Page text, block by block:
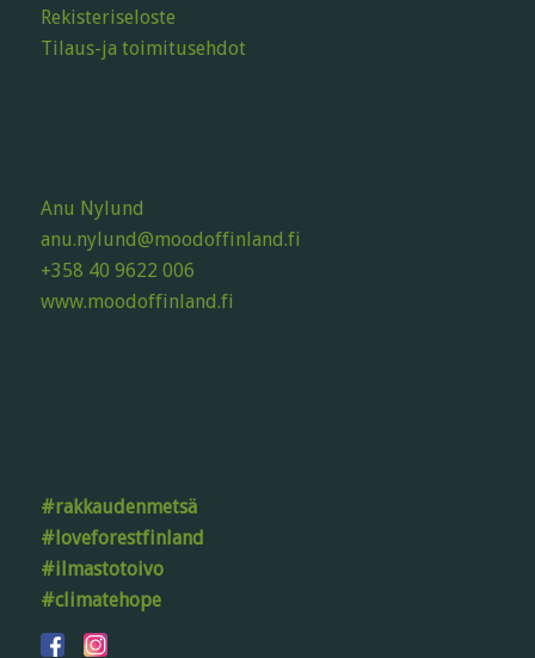
Rekisteriseloste
Tilaus-ja toimitusehdot
Anu Nylund
anu.nylund@moodoffinland.fi
+358 40 9622 006
www.moodoffinland.fi
#rakkaudenmetsä
#loveforestfinland
#ilmastotoivo
#climatehope